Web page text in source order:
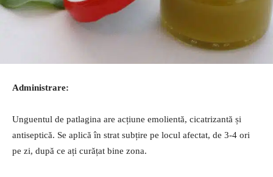
Administrare:
Unguentul de patlagina are acțiune emolientă, cicatrizantă și
antiseptică. Se aplică în strat subțire pe locul afectat, de 3-4 ori
pe zi, după ce ați curățat bine zona.